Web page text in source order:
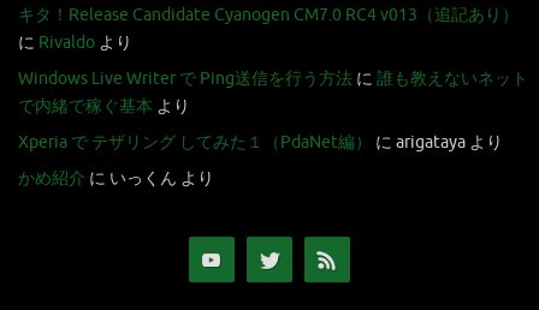
キタ！Release Candidate Cyanogen CM7.0 RC4 v013（追記あり）
に Rivaldo より
Windows Live Writer で Ping送信を行う方法 に 誰も教えないネット
で内緒で稼ぐ基本 より
Xperia で テザリング してみた１（PdaNet編）
に arigataya より
かめ紹介 に いっくん より